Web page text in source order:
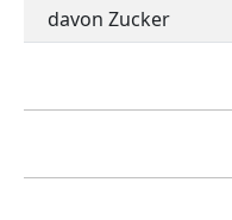
davon Zucker